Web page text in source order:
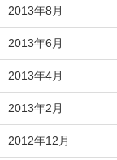
2013年8月
2013年6月
2013年4月
2013年2月
2012年12月